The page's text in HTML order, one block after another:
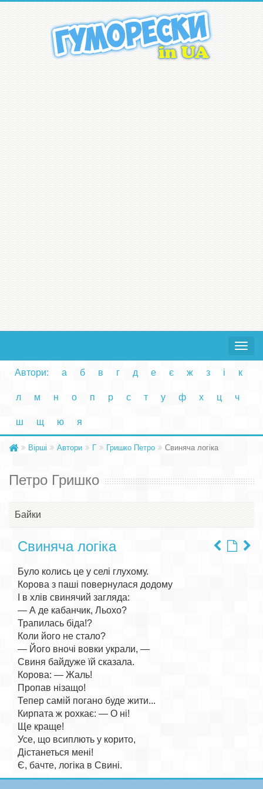
Toggle
Автори: а б в г д е є ж з і к
л м н о п р с т у ф х ц ч
ш щ ю я
Вірші Автори Г Гришко Петро Свиняча логіка
Петро Гришко
Байки
Свиняча логіка
Було колись це у селі глухому.
Корова з паші повернулася додому
І в хлів свинячий загляда:
— А де кабанчик, Льохо?
Трапилась біда!?
Коли його не стало?
— Його вночі вовки украли, —
Свиня байдуже їй сказала.
Корова: — Жаль!
Пропав нізащо!
Тепер самій погано буде жити...
Кирпата ж рохкає: — О ні!
Ще краще!
Усе, що всиплють у корито,
Дістанеться мені!